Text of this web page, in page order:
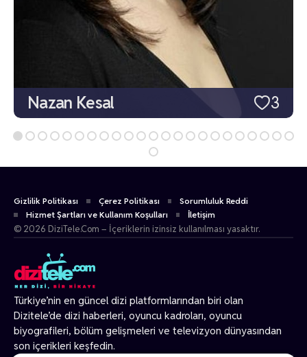
3
Nazan Kesal
Türkiye’nin en güncel dizi platformlarından biri olan
Dizitele’de dizi haberleri, oyuncu kadroları, oyuncu
biyografileri, bölüm gelişmeleri ve televizyon dünyasından
son içerikleri keşfedin.
Gizlilik Politikası Çerez Politikası
Sorumluluk Reddi
Hizmet Şartları ve Kullanım Koşulları
İletişim
© 2026 DiziTele.Com – İçeriklerin izinsiz kullanılması yasaktır.